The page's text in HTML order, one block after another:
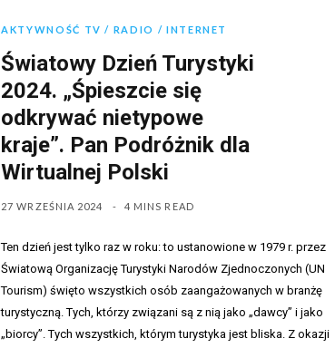
AKTYWNOŚĆ TV / RADIO / INTERNET
Światowy Dzień Turystyki
2024. „Śpieszcie się
odkrywać nietypowe
kraje”. Pan Podróżnik dla
Wirtualnej Polski
27 WRZEŚNIA 2024 4 MINS READ
Ten dzień jest tylko raz w roku: to ustanowione w 1979 r. przez
Światową Organizację Turystyki Narodów Zjednoczonych (UN
Tourism) święto wszystkich osób zaangażowanych w branżę
turystyczną. Tych, którzy związani są z nią jako „dawcy” i jako
„biorcy”. Tych wszystkich, którym turystyka jest bliska. Z okazji